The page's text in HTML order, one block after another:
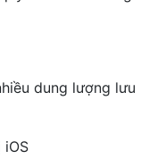
dung lượng lưu